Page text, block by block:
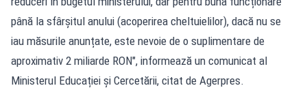
până la sfârșitul anului (acoperirea cheltuielilor), dacă nu se
iau măsurile anunțate, este nevoie de o suplimentare de
aproximativ 2 miliarde RON", informează un comunicat al
Ministerul Educației și Cercetării, citat de Agerpres.